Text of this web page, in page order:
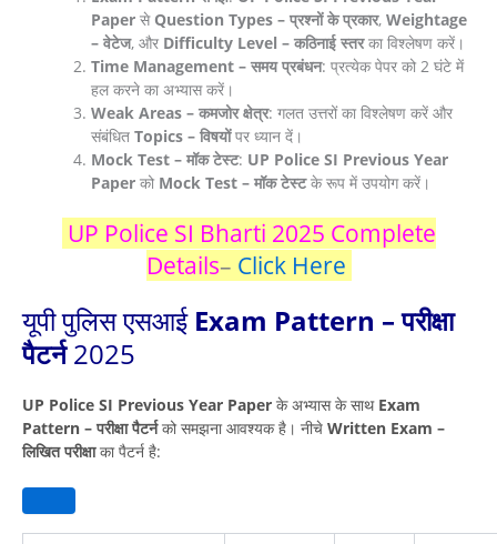
Paper से Question Types – प्रश्नों के प्रकार, Weightage
– वेटेज, और Difficulty Level – कठिनाई स्तरका विश्लेषण करें।
Time Management – समय प्रबंधन: प्रत्येक पेपर को 2 घंटे में
हल करने का अभ्यास करें।
Weak Areas – कमजोर क्षेत्र: गलत उत्तरों का विश्लेषण करें और
संबंधित Topics – विषयोंपर ध्यान दें।
Mock Test – मॉक टेस्ट: UP Police SI Previous Year
Paper को Mock Test – मॉक टेस्टके रूप में उपयोग करें।
UP Police SI Bharti 2025 Complete
Details– Click Here
यूपी पुलिस एसआई Exam Pattern – परीक्षा
पैटर्न2025
UP Police SI Previous Year Paper के अभ्यास के साथ Exam
Pattern – परीक्षा पैटर्नको समझना आवश्यक है। नीचे Written Exam –
लिखित परीक्षाका पैटर्न है: